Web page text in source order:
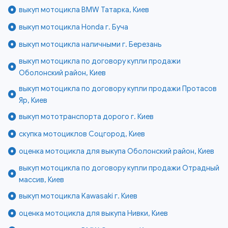
выкуп мотоцикла BMW Татарка, Киев
выкуп мотоцикла Honda г. Буча
выкуп мотоцикла наличными г. Березань
выкуп мотоцикла по договору купли продажи
Оболонский район, Киев
выкуп мотоцикла по договору купли продажи Протасов
Яр, Киев
выкуп мототранспорта дорого г. Киев
скупка мотоциклов Соцгород, Киев
оценка мотоцикла для выкупа Оболонский район, Киев
выкуп мотоцикла по договору купли продажи Отрадный
массив, Киев
выкуп мотоцикла Kawasaki г. Киев
оценка мотоцикла для выкупа Нивки, Киев